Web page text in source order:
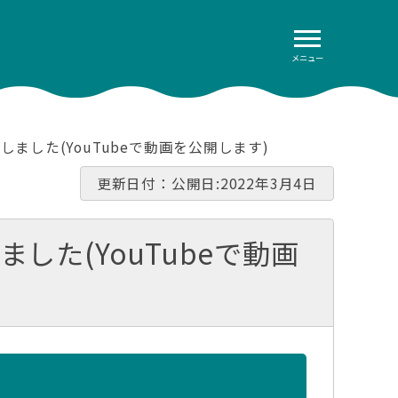
メニュー
ました(YouTubeで動画を公開します)
更新日付：公開日:2022年3月4日
した(YouTubeで動画